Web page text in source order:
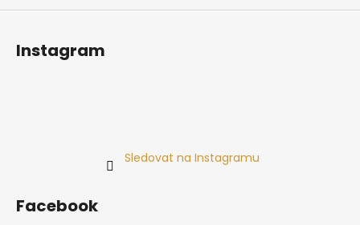
Instagram
Sledovat na Instagramu
Facebook